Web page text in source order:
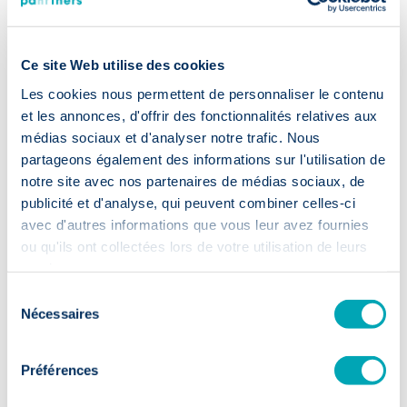
Ce site Web utilise des cookies
Les cookies nous permettent de personnaliser le contenu
et les annonces, d'offrir des fonctionnalités relatives aux
médias sociaux et d'analyser notre trafic. Nous
partageons également des informations sur l'utilisation de
notre site avec nos partenaires de médias sociaux, de
publicité et d'analyse, qui peuvent combiner celles-ci
avec d'autres informations que vous leur avez fournies
ou qu'ils ont collectées lors de votre utilisation de leurs
Nécessaires
Préférences
Recrutement
⏱️ 2 semaines
Premiers CVs sous 14 jours: votre